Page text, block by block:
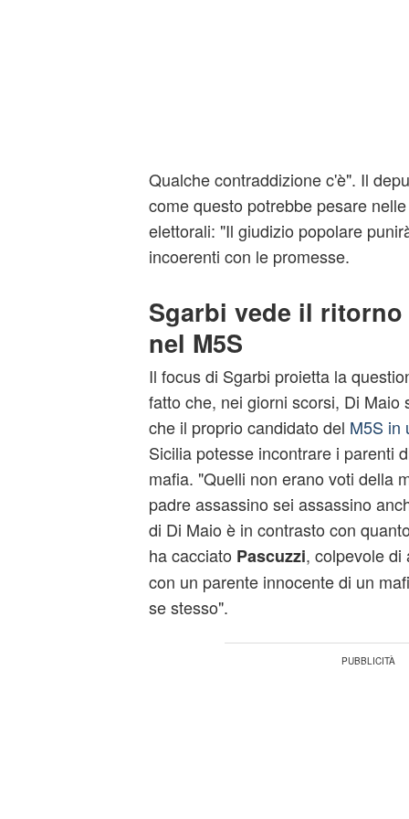
Qualche contraddizione c'è". Il
come questo potrebbe pesare
elettorali: "Il giudizio popolare
incoerenti con le promesse.
Sgarbi vede il
nel M5S
Il focus di Sgarbi proietta la
fatto che, nei giorni scorsi, Di Maio
che il proprio candidato del M5S in
Sicilia potesse incontrare i parenti
mafia. "Quelli non erano voti della
padre assassino sei assassino
di Di Maio è in contrasto con
ha cacciato Pascuzzi, colpevole di
con un parente innocente di un
se stesso".